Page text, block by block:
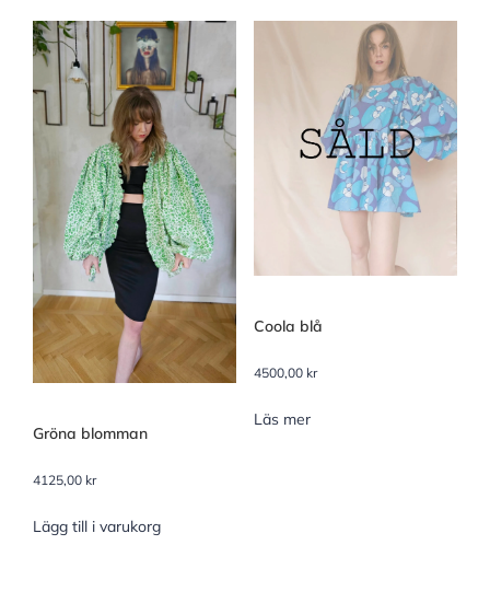
Gröna blomman
4125,00 kr
Lägg till i varukorg
Coola blå
4500,00 kr
Läs mer